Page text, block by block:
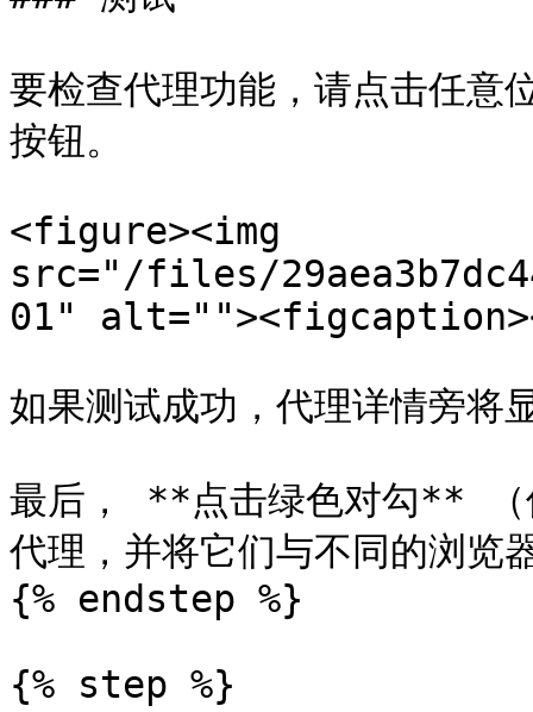
要检查代理功能，请点击任
按钮。
<figure><img
src="/files/
01"
如果测试成功，代理详情旁将
最后， **点击绿色对勾** （
代理，并将它们与不同的浏览
{% endstep %}
{% step %}